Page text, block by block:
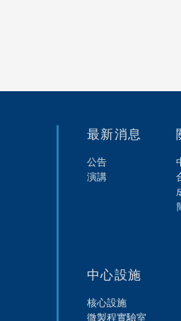
最新消息
公告
演講
中心設施
核心設施
微製程實驗室